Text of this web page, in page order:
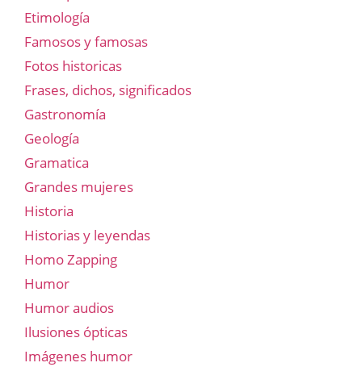
Etimología
Famosos y famosas
Fotos historicas
Frases, dichos, significados
Gastronomía
Geología
Gramatica
Grandes mujeres
Historia
Historias y leyendas
Homo Zapping
Humor
Humor audios
Ilusiones ópticas
Imágenes humor